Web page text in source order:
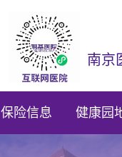
南京
保险信息 健康园